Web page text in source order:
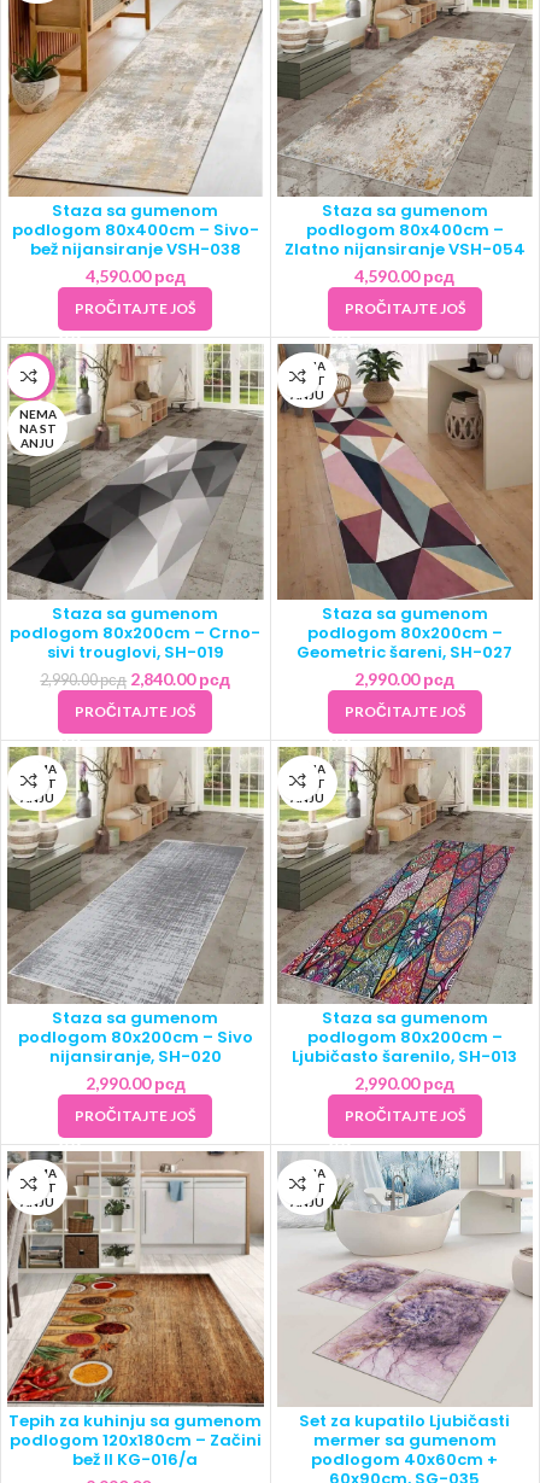
Staza sa gumenom
podlogom 80x400cm – Sivo-
bež nijansiranje VSH-038
4,590.00рсд
PROČITAJTE JOŠ
Staza sa gumenom
podlogom 80x400cm –
Zlatno nijansiranje VSH-054
4,590.00рсд
PROČITAJTE JOŠ
-5%
NEMA
NA ST
ANJU
Staza sa gumenom
podlogom 80x200cm – Crno-
sivi trouglovi, SH-019
2,990.00рсд 2,840.00рсд
PROČITAJTE JOŠ
NEMA
NA ST
ANJU
Staza sa gumenom
podlogom 80x200cm –
Geometric šareni, SH-027
2,990.00рсд
PROČITAJTE JOŠ
NEMA
NA ST
ANJU
Staza sa gumenom
podlogom 80x200cm – Sivo
nijansiranje, SH-020
2,990.00рсд
PROČITAJTE JOŠ
NEMA
NA ST
ANJU
Staza sa gumenom
podlogom 80x200cm –
Ljubičasto šarenilo, SH-013
2,990.00рсд
PROČITAJTE JOŠ
NEMA
NA ST
ANJU
Tepih za kuhinju sa gumenom
podlogom 120x180cm – Začini
bež II KG-016/a
NEMA
NA ST
ANJU
Set za kupatilo Ljubičasti
mermer sa gumenom
podlogom 40x60cm +